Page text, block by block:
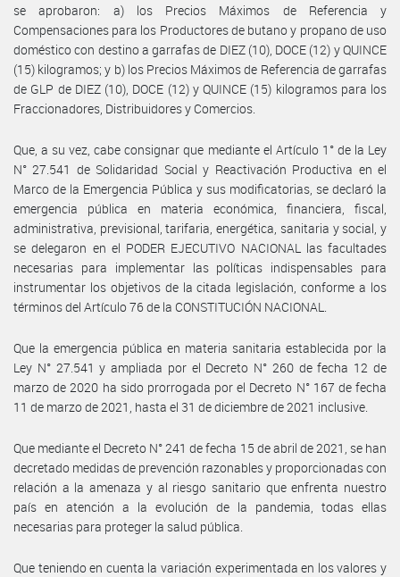
se aprobaron: a) los Precios Máximos de Referencia y
Compensaciones para los Productores de butano y propano de uso
doméstico con destino a garrafas de DIEZ (10), DOCE (12) y QUINCE
(15) kilogramos; y b) los Precios Máximos de Referencia de garrafas
de GLP de DIEZ (10), DOCE (12) y QUINCE (15) kilogramos para los
Fraccionadores, Distribuidores y Comercios.
Que, a su vez, cabe consignar que mediante el Artículo 1° de la Ley
N° 27.541 de Solidaridad Social y Reactivación Productiva en el
Marco de la Emergencia Pública y sus modificatorias, se declaró la
emergencia pública en materia económica, financiera, fiscal,
administrativa, previsional, tarifaria, energética, sanitaria y social, y
se delegaron en el PODER EJECUTIVO NACIONAL las facultades
necesarias para implementar las políticas indispensables para
instrumentar los objetivos de la citada legislación, conforme a los
términos del Artículo 76 de la CONSTITUCIÓN NACIONAL.
Que la emergencia pública en materia sanitaria establecida por la
Ley N° 27.541 y ampliada por el Decreto N° 260 de fecha 12 de
marzo de 2020 ha sido prorrogada por el Decreto N° 167 de fecha
11 de marzo de 2021, hasta el 31 de diciembre de 2021 inclusive.
Que mediante el Decreto N° 241 de fecha 15 de abril de 2021, se han
decretado medidas de prevención razonables y proporcionadas con
relación a la amenaza y al riesgo sanitario que enfrenta nuestro
país en atención a la evolución de la pandemia, todas ellas
necesarias para proteger la salud pública.
Que teniendo en cuenta la variación experimentada en los valores y